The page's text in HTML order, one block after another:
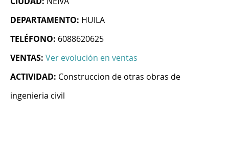
DEPARTAMENTO: HUILA
TELÉFONO: 6088620625
VENTAS: Ver evolución en ventas
ACTIVIDAD: Construccion de otras obras de
ingenieria civil